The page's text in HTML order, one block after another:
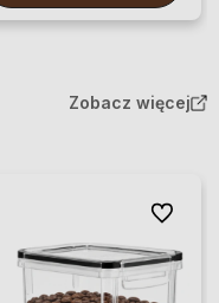
Zobacz więcej
Do